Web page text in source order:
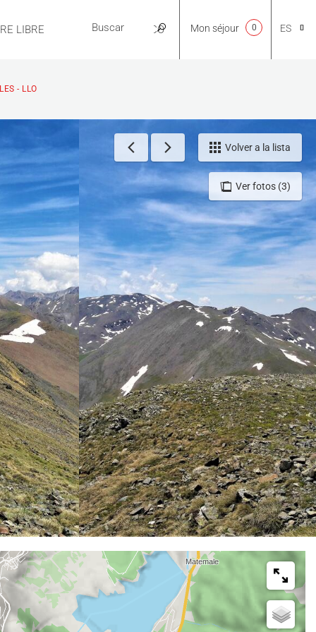
LIBRE PRÁCTICO
NL
EN
ES
Mon séjour 0
- LLO
Ver fotos (3)
Volver a la lista